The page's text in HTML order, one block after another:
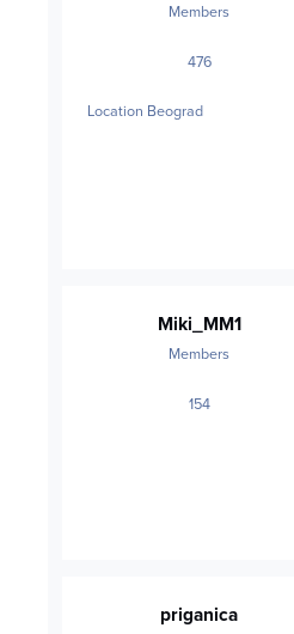
Members
476posts
Location Beograd
Miki_MM1
Members
154posts
priganica